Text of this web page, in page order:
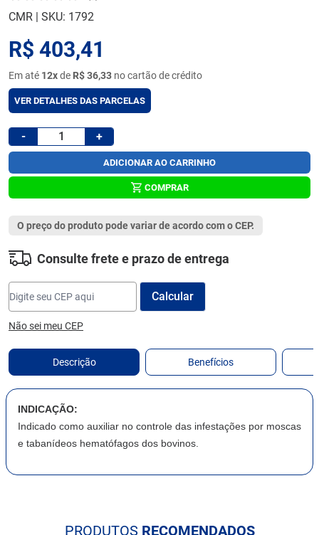
CMR | SKU: 1792
R$ 403,41
Em até 12xde R$ 36,33 no cartão de crédito
VER DETALHES DAS PARCELAS
- +
ADICIONAR AO CARRINHO
COMPRAR
O preço do produto pode variar de acordo com o CEP.
Consulte frete e prazo de entrega
Não sei meu CEP
Descrição Benefícios
INDICAÇÃO:
Indicado como auxiliar no controle das infestações por moscas
e tabanídeos hematófagos dos bovinos.
PRODUTOS RECOMENDADOS